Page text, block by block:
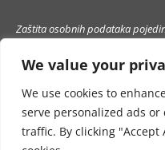
We value your
We use cookies to
serve personalized ads
traffic. By clicking
Zaštita osobnih podataka
Popis poslovnih subjekata s